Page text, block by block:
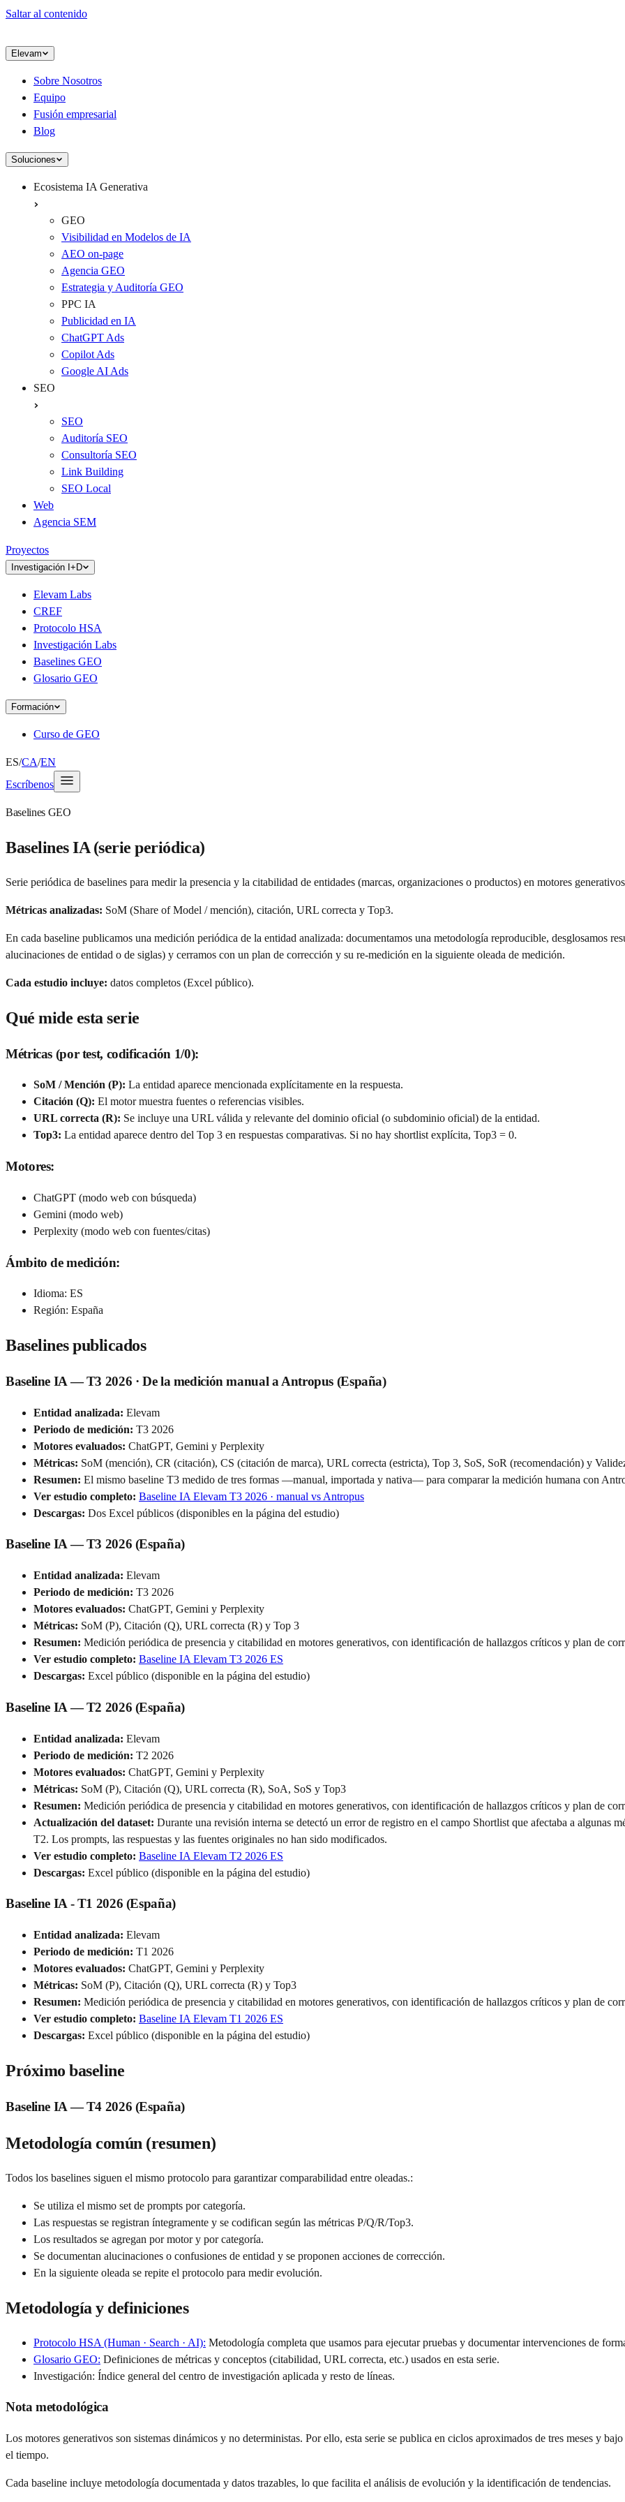
Saltar al contenido
Elevam
Sobre Nosotros
Equipo
Fusión empresarial
Blog
Soluciones
Ecosistema IA Generativa
GEO
Visibilidad en Modelos de IA
AEO on-page
Agencia GEO
Estrategia y Auditoría GEO
PPC IA
Publicidad en IA
ChatGPT Ads
Copilot Ads
Google AI Ads
SEO
SEO
Auditoría SEO
Consultoría SEO
Link Building
SEO Local
Web
Agencia SEM
Proyectos
Investigación I+D
Elevam Labs
CREF
Protocolo HSA
Investigación Labs
Baselines GEO
Glosario GEO
Formación
Curso de GEO
ES/CA/EN
Escríbenos
Baselines GEO
Baselines IA (serie periódica)
Serie periódica de baselines para medir la presencia y la citabilidad de entidades (marcas, organizaciones o productos) en motores
Métricas analizadas: SoM (Share of Model / mención), citación, URL correcta y Top3.
En cada baseline publicamos una medición periódica de la entidad analizada: documentamos una metodología reproducible, desglosamos
alucinaciones de entidad o de siglas) y cerramos con un plan de corrección y su re-medición en la siguiente oleada de medición.
Cada estudio incluye: datos completos (Excel público).
Qué mide esta serie
Métricas (por test, codificación 1/0):
SoM / Mención (P): La entidad aparece mencionada explícitamente en la respuesta.
Citación (Q): El motor muestra fuentes o referencias visibles.
URL correcta (R): Se incluye una URL válida y relevante del dominio oficial (o subdominio oficial) de la entidad.
Top3: La entidad aparece dentro del Top 3 en respuestas comparativas. Si no hay shortlist explícita, Top3 = 0.
Motores:
ChatGPT (modo web con búsqueda)
Gemini (modo web)
Perplexity (modo web con fuentes/citas)
Ámbito de medición:
Idioma: ES
Región: España
Baselines publicados
Baseline IA — T3 2026 · De la medición manual a Antropus (España)
Entidad analizada: Elevam
Periodo de medición: T3 2026
Motores evaluados: ChatGPT, Gemini y Perplexity
Métricas: SoM (mención), CR (citación), CS (citación de marca), URL correcta (estricta), Top 3, SoS, SoR (recomendación) y
Resumen: El mismo baseline T3 medido de tres formas —manual, importada y nativa— para comparar la medición humana con
Ver estudio completo: Baseline IA Elevam T3 2026 · manual vs Antropus
Descargas: Dos Excel públicos (disponibles en la página del estudio)
Baseline IA — T3 2026 (España)
Entidad analizada: Elevam
Periodo de medición: T3 2026
Motores evaluados: ChatGPT, Gemini y Perplexity
Métricas: SoM (P), Citación (Q), URL correcta (R) y Top 3
Resumen: Medición periódica de presencia y citabilidad en motores generativos, con identificación de hallazgos críticos y plan de
Ver estudio completo: Baseline IA Elevam T3 2026 ES
Descargas: Excel público (disponible en la página del estudio)
Baseline IA — T2 2026 (España)
Entidad analizada: Elevam
Periodo de medición: T2 2026
Motores evaluados: ChatGPT, Gemini y Perplexity
Métricas: SoM (P), Citación (Q), URL correcta (R), SoA, SoS y Top3
Resumen: Medición periódica de presencia y citabilidad en motores generativos, con identificación de hallazgos críticos y plan de
Actualización del dataset: Durante una revisión interna se detectó un error de registro en el campo Shortlist que afectaba a algunas
T2. Los prompts, las respuestas y las fuentes originales no han sido modificados.
Ver estudio completo: Baseline IA Elevam T2 2026 ES
Descargas: Excel público (disponible en la página del estudio)
Baseline IA - T1 2026 (España)
Entidad analizada: Elevam
Periodo de medición: T1 2026
Motores evaluados: ChatGPT, Gemini y Perplexity
Métricas: SoM (P), Citación (Q), URL correcta (R) y Top3
Resumen: Medición periódica de presencia y citabilidad en motores generativos, con identificación de hallazgos críticos y plan de
Ver estudio completo: Baseline IA Elevam T1 2026 ES
Descargas: Excel público (disponible en la página del estudio)
Próximo baseline
Baseline IA — T4 2026 (España)
Metodología común (resumen)
Todos los baselines siguen el mismo protocolo para garantizar comparabilidad entre oleadas.:
Se utiliza el mismo set de prompts por categoría.
Las respuestas se registran íntegramente y se codifican según las métricas P/Q/R/Top3.
Los resultados se agregan por motor y por categoría.
Se documentan alucinaciones o confusiones de entidad y se proponen acciones de corrección.
En la siguiente oleada se repite el protocolo para medir evolución.
Metodología y definiciones
Protocolo HSA (Human · Search · AI): Metodología completa que usamos para ejecutar pruebas y documentar intervenciones de
Glosario GEO: Definiciones de métricas y conceptos (citabilidad, URL correcta, etc.) usados en esta serie.
Investigación: Índice general del centro de investigación aplicada y resto de líneas.
Nota metodológica
Los motores generativos son sistemas dinámicos y no deterministas. Por ello, esta serie se publica en ciclos aproximados de tres meses y
el tiempo.
Cada baseline incluye metodología documentada y datos trazables, lo que facilita el análisis de evolución y la identificación de tendencias.